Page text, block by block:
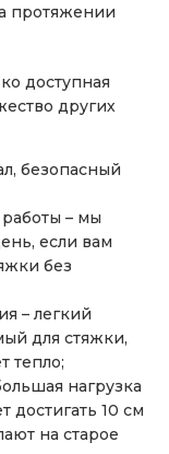
протяжении
доступная
других
безопасный
– мы
если вам
без
– легкий
для стяжки,
тепло;
нагрузка
достигать 10 см
на старое